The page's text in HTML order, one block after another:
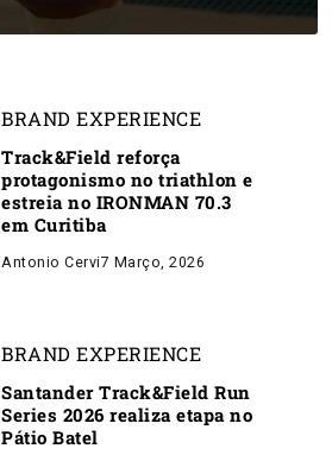
BRAND EXPERIENCE
Track&Field reforça
protagonismo no triathlon e
estreia no IRONMAN 70.3
em Curitiba
Antonio Cervi7 Março, 2026
BRAND EXPERIENCE
Santander Track&Field Run
Series 2026 realiza etapa no
Pátio Batel